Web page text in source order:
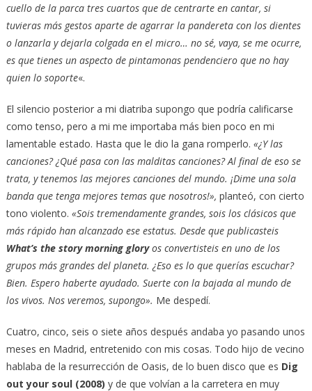
cuello de la parca tres cuartos que de centrarte en cantar, si
tuvieras más gestos aparte de agarrar la pandereta con los dientes
o lanzarla y dejarla colgada en el micro… no sé, vaya, se me ocurre,
es que tienes un aspecto de pintamonas pendenciero que no hay
quien lo soporte«.
El silencio posterior a mi diatriba supongo que podría calificarse
como tenso, pero a mi me importaba más bien poco en mi
lamentable estado. Hasta que le dio la gana romperlo. «¿Y las
canciones? ¿Qué pasa con las malditas canciones? Al final de eso se
trata, y tenemos las mejores canciones del mundo. ¡Dime una sola
banda que tenga mejores temas que nosotros!», planteó, con cierto
tono violento. «Sois tremendamente grandes, sois los clásicos que
más rápido han alcanzado ese estatus. Desde que publicasteis
What’s the story morning gloryos convertisteis en uno de los
grupos más grandes del planeta. ¿Eso es lo que querías escuchar?
Bien. Espero haberte ayudado. Suerte con la bajada al mundo de
los vivos. Nos veremos, supongo». Me despedí.
Cuatro, cinco, seis o siete años después andaba yo pasando unos
meses en Madrid, entretenido con mis cosas. Todo hijo de vecino
hablaba de la resurrección de Oasis, de lo buen disco que es Dig
out your soul (2008) y de que volvían a la carretera en muy